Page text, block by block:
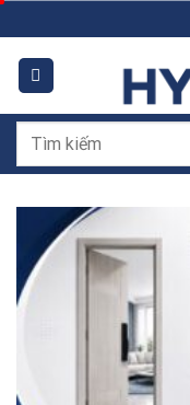
to
content
Tìm